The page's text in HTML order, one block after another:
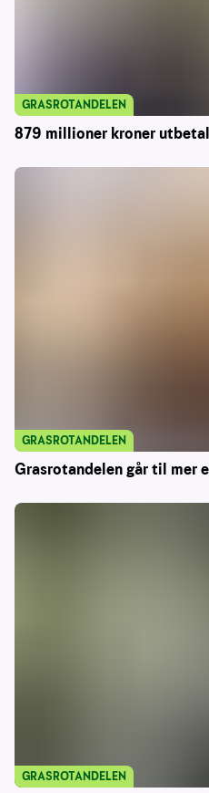
879 millioner kroner
GRASROTANDELEN
Grasrotandelen går til mer
GRASROTANDELEN
GRASROTANDELEN